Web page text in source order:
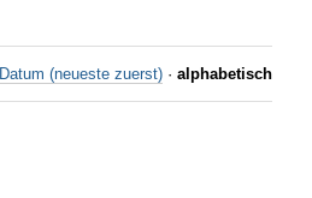
Datum (neueste zuerst) · alphabetisch